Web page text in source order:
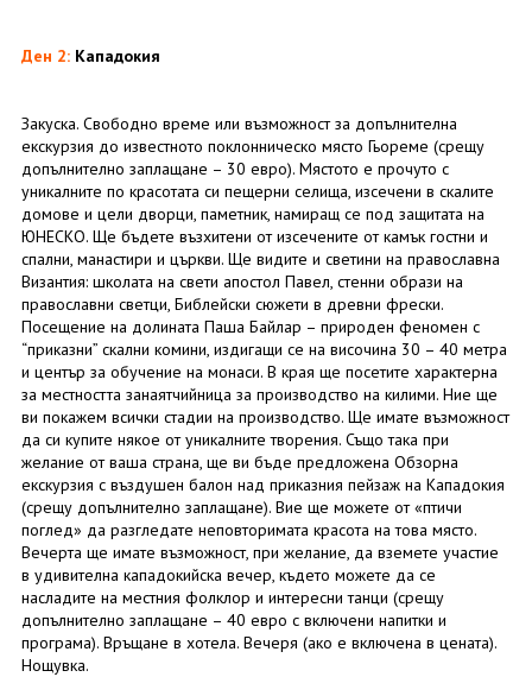
Ден 2:Кападокия
Закуска. Свободно време или възможност за допълнителна
екскурзия до известното поклонническо място Гьореме (срещу
допълнително заплащане – 30 евро). Мястото е прочуто с
уникалните по красотата си пещерни селища, изсечени в скалите
домове и цели дворци, паметник, намиращ се под защитата на
ЮНЕСКО. Ще бъдете възхитени от изсечените от камък гостни и
спални, манастири и църкви. Ще видите и светини на православна
Византия: школата на свети апостол Павел, стенни образи на
православни светци, Библейски сюжети в древни фрески.
Посещение на долината Паша Байлар – природен феномен с
“приказни” скални комини, издигащи се на височина 30 – 40 метра
и център за обучение на монаси. В края ще посетите характерна
за местността занаятчийница за производство на килими. Ние ще
ви покажем всички стадии на производство. Ще имате възможност
да си купите някое от уникалните творения. Също така при
желание от ваша страна, ще ви бъде предложена Обзорна
екскурзия с въздушен балон над приказния пейзаж на Кападокия
(срещу допълнително заплащане). Вие ще можете от «птичи
поглед» да разгледате неповторимата красота на това място.
Вечерта ще имате възможност, при желание, да вземете участие
в удивителна кападокийска вечер, където можете да се
насладите на местния фолклор и интересни танци (срещу
допълнително заплащане – 40 евро с включени напитки и
програма). Връщане в хотела. Вечеря (ако е включена в цената).
Нощувка.